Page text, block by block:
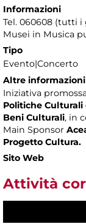
Informazioni
Tel. 060608 (tutti i
Musei in Musica
Tipo
Evento|Concerto
Altre informazioni
Iniziativa
Politiche Culturali
Beni Culturali, in
Main Sponsor
Progetto Cultura.
Sito Web
Attività